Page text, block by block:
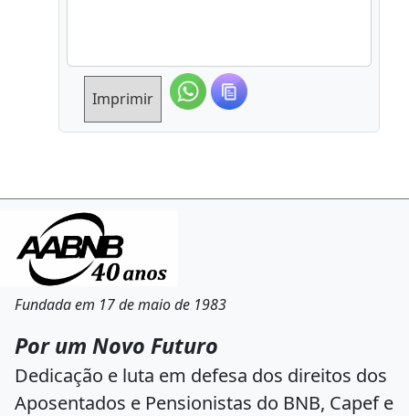
Imprimir
Fundada em 17 de maio de 1983
Por um Novo Futuro
Dedicação e luta em defesa dos direitos dos
Aposentados e Pensionistas do BNB, Capef e